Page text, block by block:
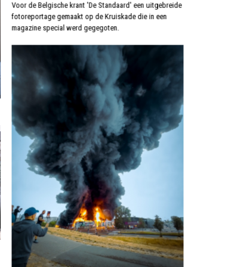
Voor de Belgische krant 'De Standaard' een uitgebreide
fotoreportage gemaakt op de Kruiskade die in een
magazine special werd gegegoten.